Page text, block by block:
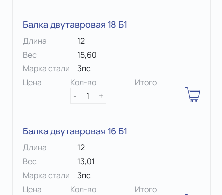
Балка двутавровая 18 Б1
Длина
12
Вес
15,60
Марка стали
3пс
Цена
Кол-во
-
1 +
Итого
Балка двутавровая 16 Б1
Длина
12
Вес
13,01
Марка стали
3пс
Цена
Кол-во Итого